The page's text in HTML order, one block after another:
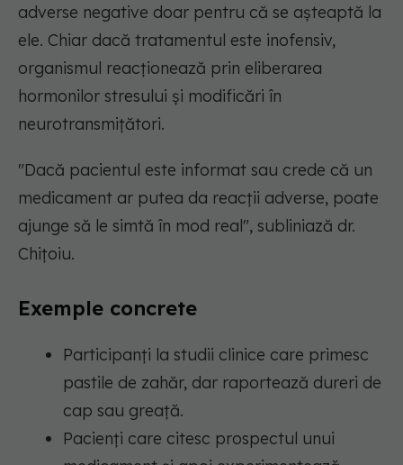
adverse negative doar pentru că se așteaptă la
ele. Chiar dacă tratamentul este inofensiv,
organismul reacționează prin eliberarea
hormonilor stresului și modificări în
neurotransmițători.
"Dacă pacientul este informat sau crede că un
medicament ar putea da reacții adverse, poate
ajunge să le simtă în mod real", subliniază dr.
Chițoiu.
Exemple concrete
Participanți la studii clinice care primesc
pastile de zahăr, dar raportează dureri de
cap sau greață.
Pacienți care citesc prospectul unui